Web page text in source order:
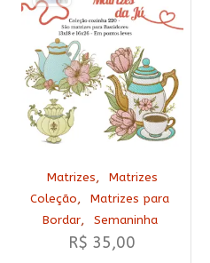
Matrizes,
Matrizes
Coleção,
Matrizes para
Bordar, Semaninha
R$ 35,00